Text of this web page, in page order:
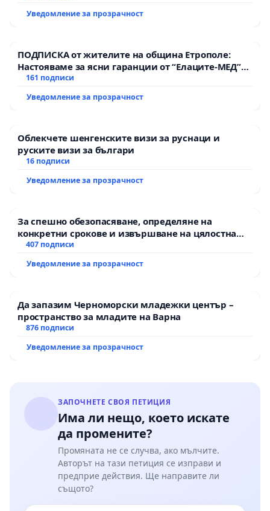
Уведомление за прозрачност
ПОДПИСКА от жителите на община Етрополе:
Настояваме за ясни гаранции от “Елаците-МЕД”
АД и от държавата, че ще се изпълнят всички
161 подписи
Уведомление за прозрачност
Облекчете шенгенските визи за руснаци и
руските визи за българи
16 подписи
Уведомление за прозрачност
За спешно обезопасяване, определяне на
конкретни срокове и извършване на цялостна
рехабилитация на републиканския път между
Мирово - к.к. Момин проход
407 подписи
Уведомление за прозрачност
Да запазим Черноморски младежки център –
пространство за младите на Варна
876 подписи
Уведомление за прозрачност
ЗАПОЧНЕТЕ СВОЯ ПЕТИЦИЯ
Има ли нещо, което искате
да промените?
Промяната не се случва, ако мълчите.
Авторът на тази петиция се изправи и
предприе действия. Ще направите ли
същото?